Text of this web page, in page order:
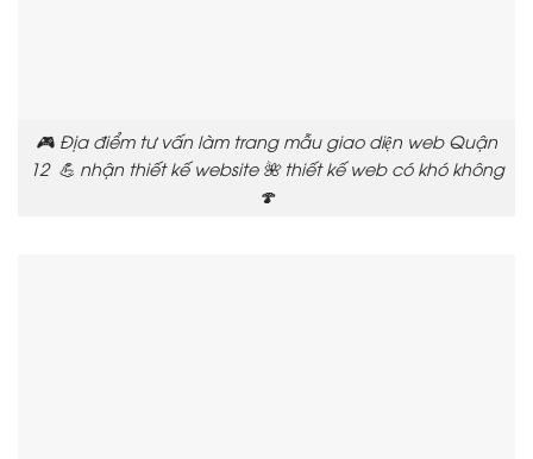
🎮 Địa điểm tư vấn làm trang mẫu giao diện web Quận
12 💪 nhận thiết kế website 🌺 thiết kế web có khó không
🍄